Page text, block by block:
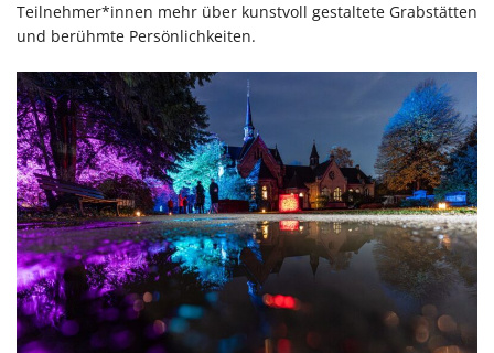
Teilnehmer*innen mehr über kunstvoll gestaltete Grabstätten
und berühmte Persönlichkeiten.